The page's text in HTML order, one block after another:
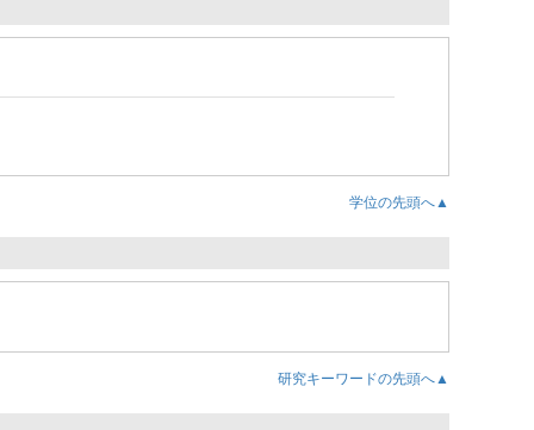
学位の先頭へ▲
研究キーワードの先頭へ▲